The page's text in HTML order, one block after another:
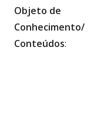
Objeto de
Conhecimento/
Conteúdos: